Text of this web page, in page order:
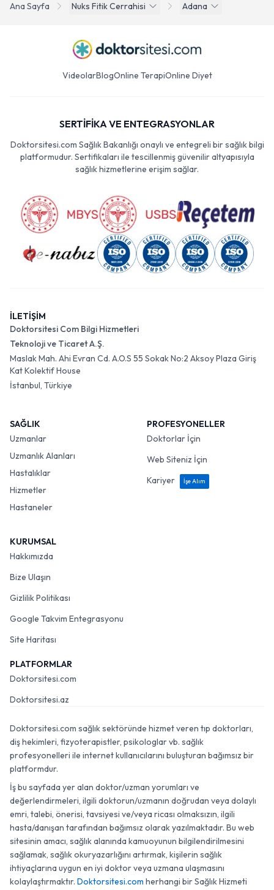
Ana Sayfa Nuks Fitik Cerrahisi Adana
VideolarBlogOnline TerapiOnline Diyet
SERTİFİKA VE ENTEGRASYONLAR
Doktorsitesi.com Sağlık Bakanlığı onaylı ve entegreli bir sağlık bilgi
platformudur. Sertifikaları ile tescillenmiş güvenilir altyapısıyla
sağlık hizmetlerine erişim sağlar.
İLETİŞİM
Doktorsitesi Com Bilgi Hizmetleri
Teknoloji ve Ticaret A.Ş.
Maslak Mah. Ahi Evran Cd. A.O.S 55 Sokak No:2 Aksoy Plaza Giriş
Kat Kolektif House
İstanbul, Türkiye
SAĞLIK
Uzmanlar
Uzmanlık Alanları
Hastalıklar
Hizmetler
Hastaneler
PROFESYONELLER
Doktorlar İçin
Web Siteniz İçin
Kariyer
İşe Alım
KURUMSAL
Hakkımızda
Bize Ulaşın
Gizlilik Politikası
Google Takvim Entegrasyonu
Site Haritası
PLATFORMLAR
Doktorsitesi.com
Doktorsitesi.az
Doktorsitesi.com sağlık sektöründe hizmet veren tıp doktorları,
diş hekimleri, fizyoterapistler, psikologlar vb. sağlık
profesyonelleri ile internet kullanıcılarını buluşturan bağımsız bir
platformdur.
İş bu sayfada yer alan doktor/uzman yorumları ve
değerlendirmeleri, ilgili doktorun/uzmanın doğrudan veya dolaylı
emri, talebi, önerisi, tavsiyesi ve/veya ricası olmaksızın, ilgili
hasta/danışan tarafından bağımsız olarak yazılmaktadır. Bu web
sitesinin amacı, sağlık alanında kamuoyunun bilgilendirilmesini
sağlamak, sağlık okuryazarlığını artırmak, kişilerin sağlık
ihtiyaçlarına uygun en iyi doktor veya uzmana ulaşmasını
kolaylaştırmaktır. Doktorsitesi.com herhangi bir Sağlık Hizmeti